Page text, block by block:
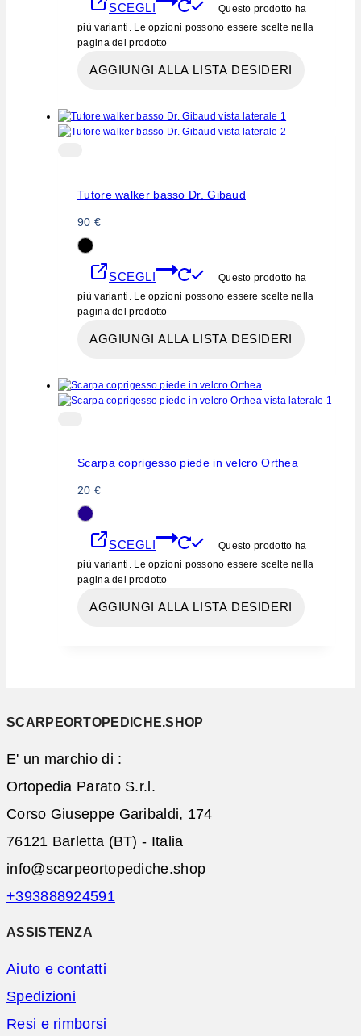
SCEGLI
Questo prodotto ha
più varianti. Le opzioni possono essere scelte nella
pagina del prodotto
AGGIUNGI ALLA LISTA DESIDERI
Tutore walker basso Dr. Gibaud
90 €
SCEGLI
Questo prodotto ha
più varianti. Le opzioni possono essere scelte nella
pagina del prodotto
AGGIUNGI ALLA LISTA DESIDERI
Scarpa coprigesso piede in velcro Orthea
20 €
SCEGLI
Questo prodotto ha
più varianti. Le opzioni possono essere scelte nella
pagina del prodotto
AGGIUNGI ALLA LISTA DESIDERI
SCARPEORTOPEDICHE.SHOP
E' un marchio di :
Ortopedia Parato S.r.l.
Corso Giuseppe Garibaldi, 174
76121 Barletta (BT) - Italia
info@scarpeortopediche.shop
+393888924591
ASSISTENZA
Aiuto e contatti
Spedizioni
Resi e rimborsi